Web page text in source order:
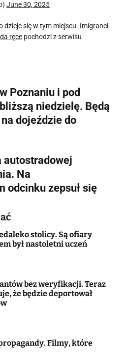
June 30, 2025
dzieje się w tym miejscu. Imigranci
ręce pochodzi z serwisu
Poznaniu i pod
niedzielę. Będą
dojeździe do
autostradowej
Na
odcinku zepsuł się
stolicy. Są ofiary
był nastoletni uczeń
bez weryfikacji. Teraz
że będzie deportował
Filmy, które